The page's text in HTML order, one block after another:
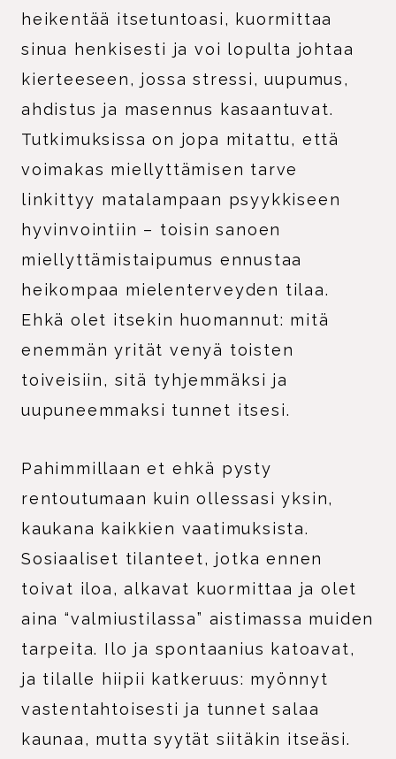
heikentää itsetuntoasi, kuormittaa
sinua henkisesti ja voi lopulta johtaa
kierteeseen, jossa stressi, uupumus,
ahdistus ja masennus kasaantuvat.
Tutkimuksissa on jopa mitattu, että
voimakas miellyttämisen tarve
linkittyy matalampaan psyykkiseen
hyvinvointiin – toisin sanoen
miellyttämistaipumus ennustaa
heikompaa mielenterveyden tilaa.
Ehkä olet itsekin huomannut: mitä
enemmän yrität venyä toisten
toiveisiin, sitä tyhjemmäksi ja
uupuneemmaksi tunnet itsesi.
Pahimmillaan et ehkä pysty
rentoutumaan kuin ollessasi yksin,
kaukana kaikkien vaatimuksista.
Sosiaaliset tilanteet, jotka ennen
toivat iloa, alkavat kuormittaa ja olet
aina “valmiustilassa” aistimassa muiden
tarpeita. Ilo ja spontaanius katoavat,
ja tilalle hiipii katkeruus: myönnyt
vastentahtoisesti ja tunnet salaa
kaunaa, mutta syytät siitäkin itseäsi.